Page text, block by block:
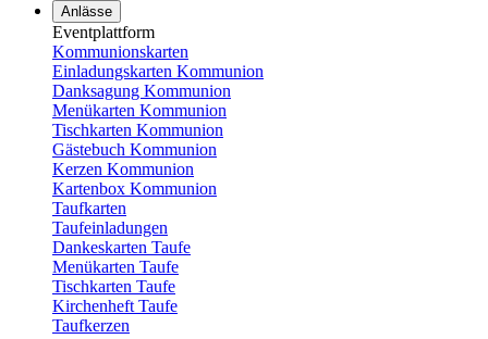
Anlässe
Eventplattform
Kommunionskarten
Einladungskarten Kommunion
Danksagung Kommunion
Menükarten Kommunion
Tischkarten Kommunion
Gästebuch Kommunion
Kerzen Kommunion
Kartenbox Kommunion
Taufkarten
Taufeinladungen
Dankeskarten Taufe
Menükarten Taufe
Tischkarten Taufe
Kirchenheft Taufe
Taufkerzen